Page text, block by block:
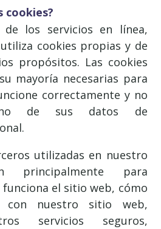
cookies?
de los servicios en línea,
cookies propias y de
propósitos. Las cookies
mayoría necesarias para
correctamente y no
de sus datos de
utilizadas en nuestro
para
el sitio web, cómo
con nuestro sitio web,
servicios seguros,